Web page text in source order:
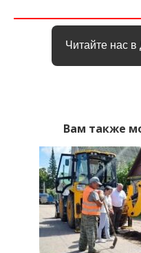
Читайте нас в
Вам также